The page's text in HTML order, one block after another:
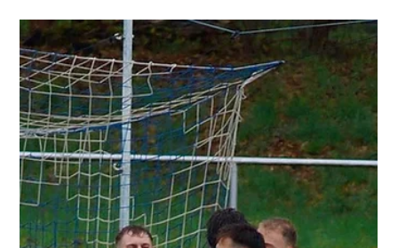
4. Mai 1 Min. Lesezeit
1. Mannschaft
VfB Empor feiert Klassenerhalt gegen
Stendal